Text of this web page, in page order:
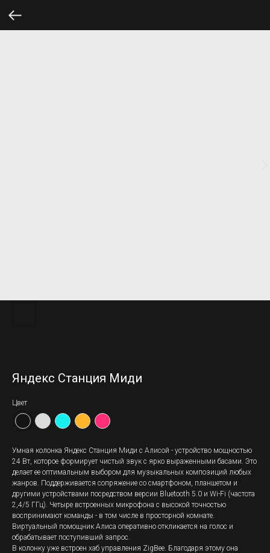
Яндекс Станция Миди
Цвет
Умная колонка Яндекс Станция Миди с Алисой - устройство мощностью
24 Вт, которое формирует чистый звук с ярко выраженными басами. Это
делает ее оптимальным выбором для музыкальных композиций любых
жанров. Поддерживается сопряжение со смартфоном, планшетом и
другими устройствами посредством версии Bluetooth 5.0 и Wi-Fi (частота
2,4/5 ГГц). Четыре встроенных микрофона с высокой точностью
воспринимают команды - в том числе в просторной комнате.
Виртуальный помощник Алиса оперативно откликается на голос и
обрабатывает поступивший запрос.
В колонку уже встроен хаб управления ZigBee. Благодаря этому она